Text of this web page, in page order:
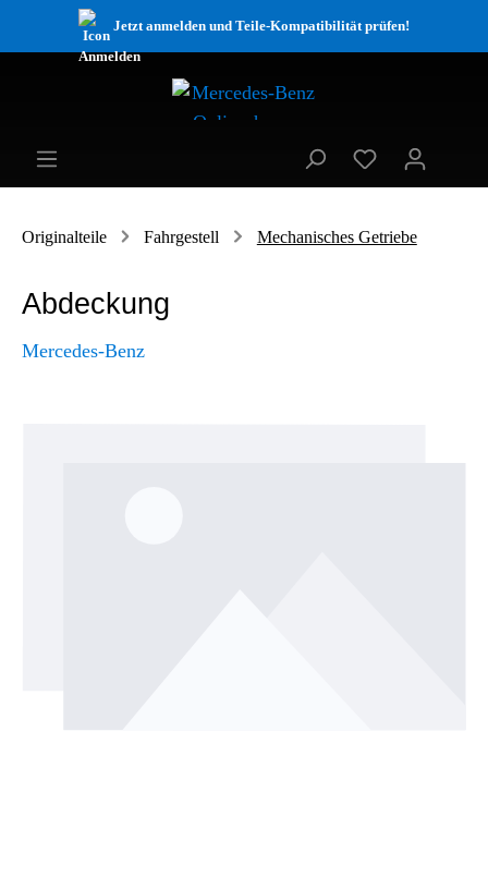
Jetzt anmelden und Teile-Kompatibilität prüfen!
Originalteile Fahrgestell Mechanisches Getriebe
Abdeckung
Mercedes-Benz